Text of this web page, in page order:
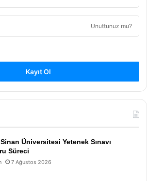
Unuttunuz mu?
Kayıt Ol
Üniversitesi Yetenek Sınavı
Süreci
7 Ağustos 2026